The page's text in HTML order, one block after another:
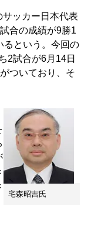
ッカー日本代表
合の成績が9勝1
るという。今回の
2試合が6月14日
ついており、そ
宅森昭吉氏